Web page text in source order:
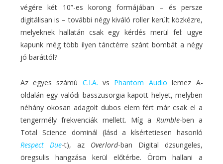
végére két 10”-es korong formájában – és persze
digitálisan is – további négy kiváló roller került közkézre,
melyeknek hallatán csak egy kérdés merül fel: ugye
kapunk még több ilyen tánctérre szánt bombát a négy
jó baráttól?
Az egyes számú C.I.A. vs Phantom Audio lemez A-
oldalán egy valódi basszusorgia kapott helyet, melyben
néhány okosan adagolt dubos elem fért már csak el a
tengermély frekvenciák mellett. Míg a Rumble-ben a
Total Science dominál (lásd a kísértetiesen hasonló
Respect Due-t), az Overlord-ban Digital dzsungeles,
öregsulis hangzása kerül előtérbe. Öröm hallani a